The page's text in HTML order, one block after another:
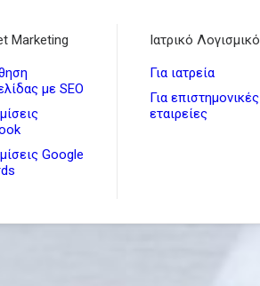
Marketing
με SEO
Google
Ιατρικό Λογισμικό
Για ιατρεία
Για επιστημονικές
εταιρείες